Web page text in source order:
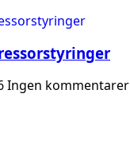
Ingen kommentarer